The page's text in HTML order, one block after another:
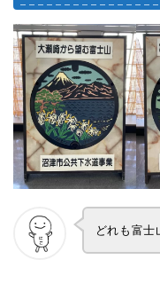
どれも富士